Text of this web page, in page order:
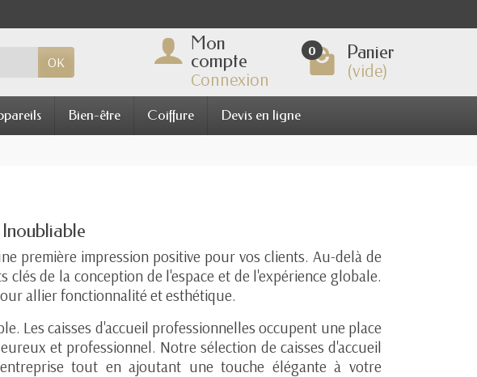
OK
Mon
compte
Connexion
0 Panier
(vide)
Bien-être Coiffure Devis en ligne
Inoubliable
première impression positive pour vos clients. Au-delà de
de la conception de l'espace et de l'expérience globale.
allier fonctionnalité et esthétique.
Les caisses d'accueil professionnelles occupent une place
et professionnel. Notre sélection de caisses d'accueil
tout en ajoutant une touche élégante à votre